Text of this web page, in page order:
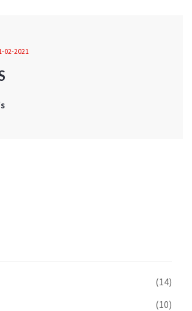
02-2021
(14)
(10)